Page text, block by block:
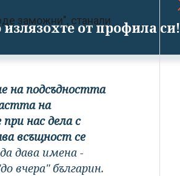
от профила си!
заможни", станали
на подсъдността
на
нас дела с
всъщност се
дава имена -
вчера" българин.